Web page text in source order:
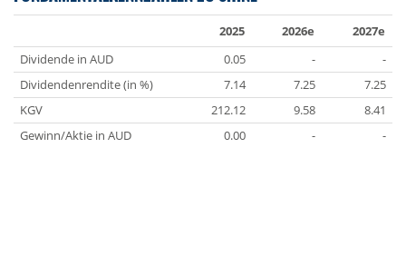
2025 2026e
2027e
Dividende in AUD
0.05 -
-
Dividendenrendite (in %)
7.14 7.25
7.25
KGV
212.12 9.58
8.41
Gewinn/Aktie in AUD
0.00 - -